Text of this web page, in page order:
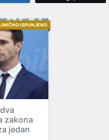
ISPUNJENO
zakona
jedan